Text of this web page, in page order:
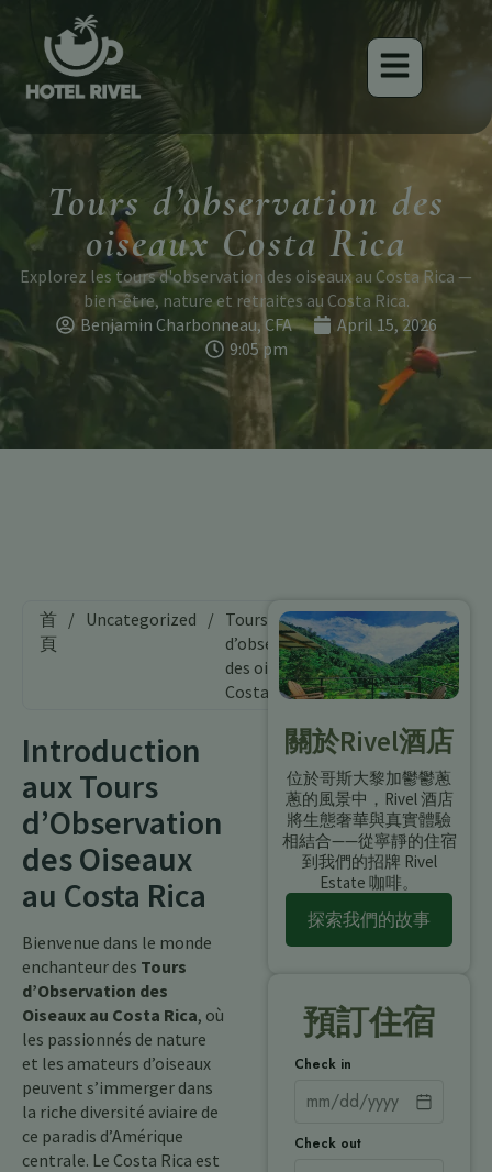
Tours d’observation des
oiseaux Costa Rica
Explorez les tours d'observation des oiseaux au Costa Rica —
bien-être, nature et retraites au Costa Rica.
Benjamin Charbonneau, CFA
April 15, 2026
9:05 pm
首
頁
/ Uncategorized / Tours
d’observation
des oiseaux
Costa Rica
Introduction
aux Tours
d’Observation
des Oiseaux
au Costa Rica
Bienvenue dans le monde
enchanteur des Tours
d’Observation des
Oiseaux au Costa Rica, où
les passionnés de nature
et les amateurs d’oiseaux
peuvent s’immerger dans
la riche diversité aviaire de
ce paradis d’Amérique
centrale. Le Costa Rica est
關於Rivel酒店
位於哥斯大黎加鬱鬱蔥
蔥的風景中，Rivel 酒店
將生態奢華與真實體驗
相結合——從寧靜的住宿
到我們的招牌 Rivel
Estate 咖啡。
探索我們的故事
預訂住宿
Check in
Check out